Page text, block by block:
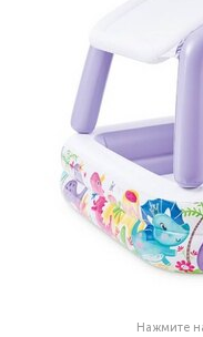
Нажмите